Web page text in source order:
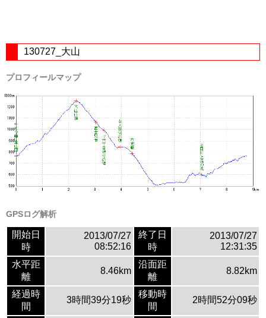
130727_大山
プロフィールマップ
GPSログ解析
開始日
時
2013/07/27
08:52:16
終了日
時
2013/07/27
12:31:35
水平距
離
8.46km
沿面距
離
8.82km
経過時
間
3時間39分19秒
移動時
間
2時間52分09秒